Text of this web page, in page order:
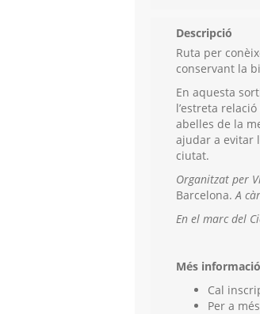
Descripció
Ruta per
conservant la
En aquesta
l’estreta
abelles de la
ajudar a evitar
ciutat.
Organitzat per
Barcelona.A
En el marc del
Més
Cal
Per a